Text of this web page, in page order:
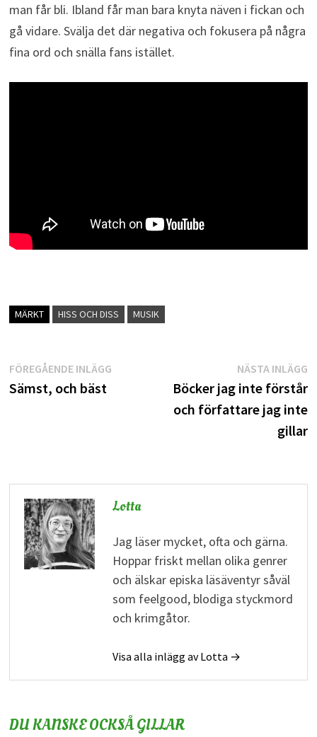
man får bli. Ibland får man bara knyta näven i fickan och
gå vidare. Svälja det där negativa och fokusera på några
fina ord och snälla fans istället.
MÄRKT HISS OCH DISS MUSIK
Inläggsnavigering
FÖREGÅENDE INLÄGGFöregående
Sämst, och bäst
NÄSTA INLÄGG
Böcker jag inte förstår
och författare jag inte
gillar
Lotta
Jag läser mycket, ofta och gärna.
Hoppar friskt mellan olika genrer
och älskar episka läsäventyr såväl
som feelgood, blodiga styckmord
och krimgåtor.
Visa alla inlägg av Lotta →
DU KANSKE OCKSÅ GILLAR